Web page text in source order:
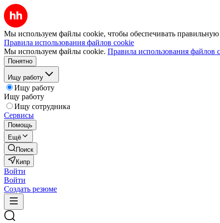
Мы используем файлы cookie, чтобы обеспечивать правильную
Правила использования файлов cookie
Мы используем файлы cookie. Правила использования файлов
Понятно
Ищу работу
Ищу работу
Ищу работу
Ищу сотрудника
Сервисы
Помощь
Ещё
Поиск
Кипр
Войти
Войти
Создать резюме